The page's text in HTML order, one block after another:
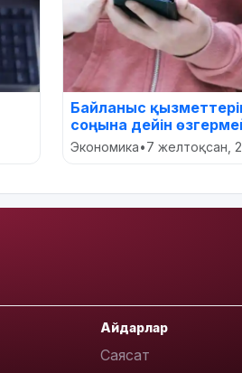
Байланыс
соңына дейін
Экономика•7 желтоқсан,
Айдарлар
Саясат